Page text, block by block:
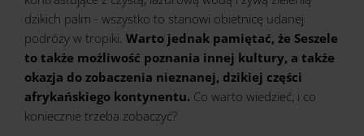
dzikich palm - wszystko to stanowi obietnicę udanej
podróży w tropiki. Warto jednak pamiętać, że Seszele
to także możliwość poznania innej kultury, a także
okazja do zobaczenia nieznanej, dzikiej części
afrykańskiego kontynentu. Co warto wiedzieć, i co
koniecznie trzeba zobaczyć?